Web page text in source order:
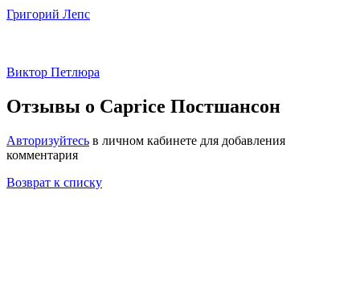
Григорий Лепс
Виктор Петлюра
Отзывы о Caprice Постшансон
Авторизуйтесь в личном кабинете для добавления
комментария
Возврат к списку